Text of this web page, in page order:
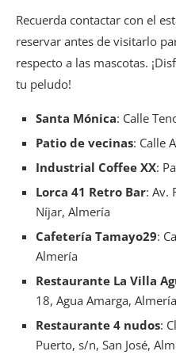
Recuerda contactar con el
reservar antes de visitarlo
respecto a las mascotas.
tu peludo!
Santa Mónica: Calle
Patio de vecinas: Calle
Industrial Coffee XX:
Lorca 41 Retro Bar: Av.
Níjar, Almería
Cafetería Tamayo29:
Almería
Restaurante La Villa
18, Agua Amarga, Almería
Restaurante 4 nudos:
Puerto, s/n, San José,